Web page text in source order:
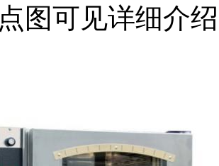
点图可见详细介绍